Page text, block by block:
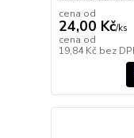
cena od
24,00 Kč/ks
cena od
19,84 Kč bez